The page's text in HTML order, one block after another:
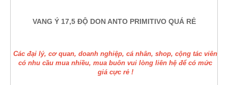
VANG Ý 17,5 ĐỘ DON ANTO PRIMITIVO QUÁ RẺ
Các đại lý, cơ quan, doanh nghiệp, cá nhân, shop, cộng tác viên
có nhu cầu mua nhiều, mua buôn vui lòng liên hệ để có mức
giá cực rẻ !